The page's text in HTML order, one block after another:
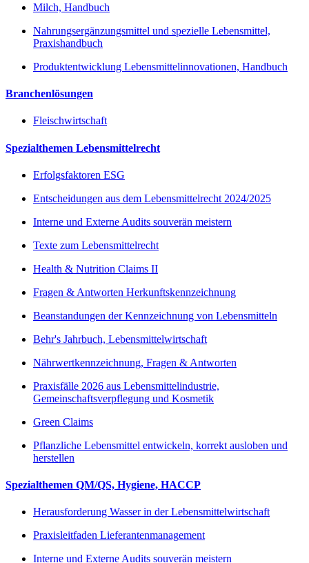
Milch, Handbuch
Nahrungsergänzungsmittel und spezielle Lebensmittel,
Praxishandbuch
Produktentwicklung Lebensmittelinnovationen, Handbuch
Branchenlösungen
Fleischwirtschaft
Spezialthemen Lebensmittelrecht
Erfolgsfaktoren ESG
Entscheidungen aus dem Lebensmittelrecht 2024/2025
Interne und Externe Audits souverän meistern
Texte zum Lebensmittelrecht
Health & Nutrition Claims II
Fragen & Antworten Herkunftskennzeichnung
Beanstandungen der Kennzeichnung von Lebensmitteln
Behr's Jahrbuch, Lebensmittelwirtschaft
Nährwertkennzeichnung, Fragen & Antworten
Praxisfälle 2026 aus Lebensmittelindustrie,
Gemeinschaftsverpflegung und Kosmetik
Green Claims
Pflanzliche Lebensmittel entwickeln, korrekt ausloben und
herstellen
Spezialthemen QM/QS, Hygiene, HACCP
Herausforderung Wasser in der Lebensmittelwirtschaft
Praxisleitfaden Lieferantenmanagement
Interne und Externe Audits souverän meistern